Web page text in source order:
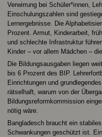
Verwirrung bei Schüler*innen,
Einschulungszahlen sind
Lernergebnisse. Die
Prozent. Armut, Kinderarbeit,
und schlechte Infrastruktur
Kinder – vor allem Mädchen –
Die Bildungsausgaben liegen
bis 6 Prozent des BIP.
Einrichtungen und
rätselhaft, warum von der
Bildungsreformkommission
nötig wäre.
Bangladesch braucht ein
Schwankungen geschützt ist.